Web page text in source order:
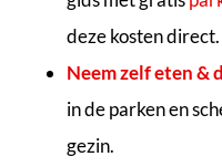
deze kosten direct.
Neem zelf eten &
in de parken en
gezin.